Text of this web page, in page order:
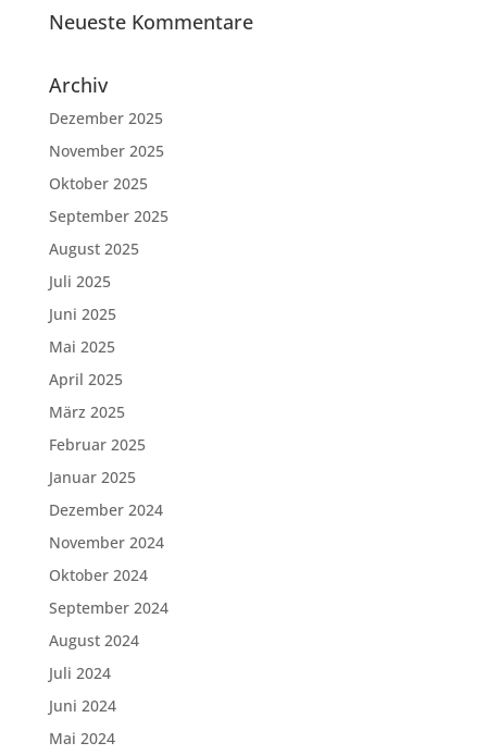
Neueste Kommentare
Archiv
Dezember 2025
November 2025
Oktober 2025
September 2025
August 2025
Juli 2025
Juni 2025
Mai 2025
April 2025
März 2025
Februar 2025
Januar 2025
Dezember 2024
November 2024
Oktober 2024
September 2024
August 2024
Juli 2024
Juni 2024
Mai 2024